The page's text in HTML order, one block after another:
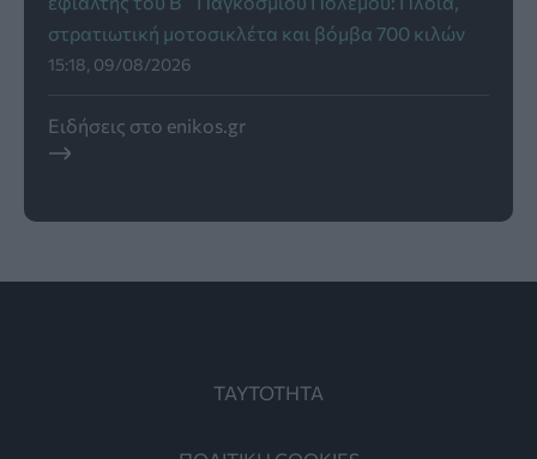
στρατιωτική μοτοσικλέτα και βόμβα 700 κιλών
15:18, 09/08/2026
Ειδήσεις στο enikos.gr
ΤΑΥΤΟΤΗΤΑ